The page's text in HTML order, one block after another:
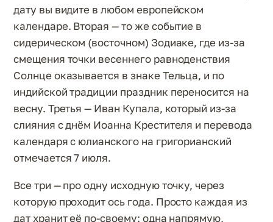
дату вы видите в любом европейском
календаре. Вторая — то же событие в
сидерическом (восточном) Зодиаке, где из-за
смещения точки весеннего равноденствия
Солнце оказывается в знаке Тельца, и по
индийской традиции праздник переносится на
весну. Третья — Иван Купала, который из-за
слияния с днём Иоанна Крестителя и перевода
календаря с юлианского на григорианский
отмечается 7 июля.
Все три — про одну исходную точку, через
которую проходит ось года. Просто каждая из
дат хранит её по-своему: одна напрямую,